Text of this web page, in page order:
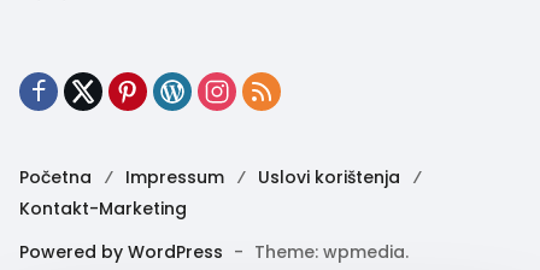
Početna Impressum
Uslovi korištenja
Kontakt-Marketing
Powered by WordPress - Theme: wpmedia.